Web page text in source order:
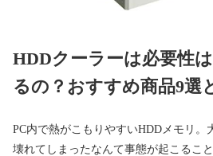
HDDクーラーは必要性
るの？おすすめ商品9選
PC内で熱がこもりやすいHDDメモリ。
壊れてしまったなんて事態が起こるこ